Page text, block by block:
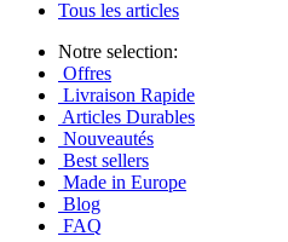
Tous les articles
Notre selection:
Offres
Livraison Rapide
Articles Durables
Nouveautés
Best sellers
Made in Europe
Blog
FAQ